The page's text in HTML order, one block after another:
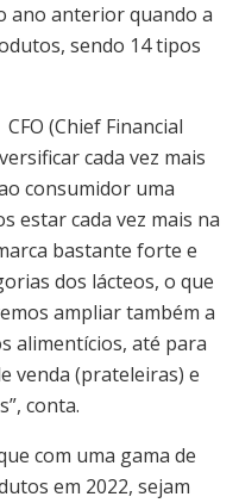
ano anterior quando a
sendo 14 tipos
(Chief Financial
cada vez mais
consumidor uma
estar cada vez mais na
bastante forte e
dos lácteos, o que
ampliar também a
alimentícios, até para
venda (prateleiras) e
conta.
com uma gama de
em 2022, sejam